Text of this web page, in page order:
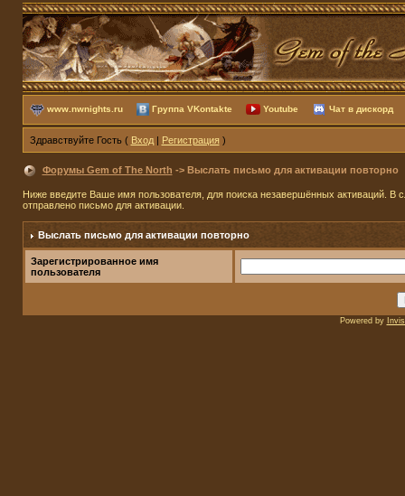
www.nwnights.ru Группа VKontakte Youtube Чат в дискорд
Здравствуйте Гость ( Вход| Регистрация)
Форумы Gem of The North -> Выслать письмо для активации повторно
Ниже введите Ваше имя пользователя, для поиска незавершённых активаций. В
отправлено письмо для активации.
Выслать письмо для активации повторно
Зарегистрированное имя
пользователя
Powered by